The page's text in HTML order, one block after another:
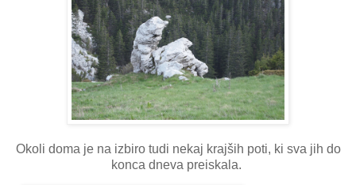
Okoli doma je na izbiro tudi nekaj krajših poti, ki sva jih do
konca dneva preiskala.